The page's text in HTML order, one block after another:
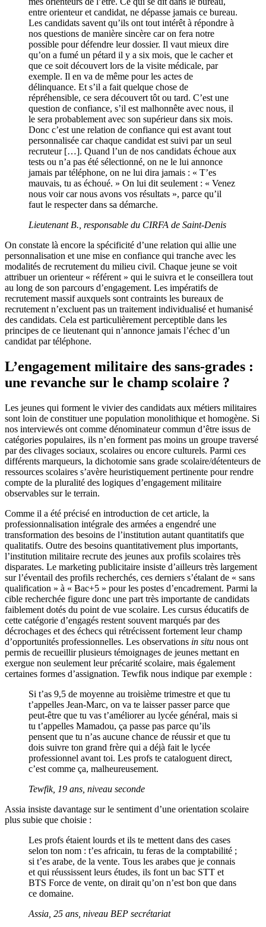
entre orienteur et candidat, ne dépasse jamais ce bureau.
Les candidats savent qu’ils ont tout intérêt à répondre à
nos questions de manière sincère car on fera notre
possible pour défendre leur dossier. Il vaut mieux dire
qu’on a fumé un pétard il y a six mois, que le cacher et
que ce soit découvert lors de la visite médicale, par
exemple. Il en va de même pour les actes de
délinquance. Et s’il a fait quelque chose de
répréhensible, ce sera découvert tôt ou tard. C’est une
question de confiance, s’il est malhonnête avec nous, il
le sera probablement avec son supérieur dans six mois.
Donc c’est une relation de confiance qui est avant tout
personnalisée car chaque candidat est suivi par un seul
recruteur […]. Quand l’un de nos candidats échoue aux
tests ou n’a pas été sélectionné, on ne le lui annonce
jamais par téléphone, on ne lui dira jamais : « T’es
mauvais, tu as échoué. » On lui dit seulement : « Venez
nous voir car nous avons vos résultats », parce qu’il
faut le respecter dans sa démarche.
Lieutenant B., responsable du CIRFA de Saint-Denis
On constate là encore la spécificité d’une relation qui allie une
personnalisation et une mise en confiance qui tranche avec les
modalités de recrutement du milieu civil. Chaque jeune se voit
attribuer un orienteur « référent » qui le suivra et le conseillera tout
au long de son parcours d’engagement. Les impératifs de
recrutement massif auxquels sont contraints les bureaux de
recrutement n’excluent pas un traitement individualisé et humanisé
des candidats. Cela est particulièrement perceptible dans les
principes de ce lieutenant qui n’annonce jamais l’échec d’un
candidat par téléphone.
L’engagement militaire des sans-grades :
une revanche sur le champ scolaire ?
Les jeunes qui forment le vivier des candidats aux métiers militaires
sont loin de constituer une population monolithique et homogène. Si
nos interviewés ont comme dénominateur commun d’être issus de
catégories populaires, ils n’en forment pas moins un groupe traversé
par des clivages sociaux, scolaires ou encore culturels. Parmi ces
différents marqueurs, la dichotomie sans grade scolaire/détenteurs de
ressources scolaires s’avère heuristiquement pertinente pour rendre
compte de la pluralité des logiques d’engagement militaire
observables sur le terrain.
Comme il a été précisé en introduction de cet article, la
professionnalisation intégrale des armées a engendré une
transformation des besoins de l’institution autant quantitatifs que
qualitatifs. Outre des besoins quantitativement plus importants,
l’institution militaire recrute des jeunes aux profils scolaires très
disparates. Le marketing publicitaire insiste d’ailleurs très largement
sur l’éventail des profils recherchés, ces derniers s’étalant de « sans
qualification » à « Bac+5 » pour les postes d’encadrement. Parmi la
cible recherchée figure donc une part très importante de candidats
faiblement dotés du point de vue scolaire. Les cursus éducatifs de
cette catégorie d’engagés restent souvent marqués par des
décrochages et des échecs qui rétrécissent fortement leur champ
d’opportunités professionnelles. Les observations in situ nous ont
permis de recueillir plusieurs témoignages de jeunes mettant en
exergue non seulement leur précarité scolaire, mais également
certaines formes d’assignation. Tewfik nous indique par exemple :
Si t’as 9,5 de moyenne au troisième trimestre et que tu
t’appelles Jean-Marc, on va te laisser passer parce que
peut-être que tu vas t’améliorer au lycée général, mais si
tu t’appelles Mamadou, ça passe pas parce qu’ils
pensent que tu n’as aucune chance de réussir et que tu
dois suivre ton grand frère qui a déjà fait le lycée
professionnel avant toi. Les profs te cataloguent direct,
c’est comme ça, malheureusement.
Tewfik, 19 ans, niveau seconde
Assia insiste davantage sur le sentiment d’une orientation scolaire
plus subie que choisie :
Les profs étaient lourds et ils te mettent dans des cases
selon ton nom : t’es africain, tu feras de la comptabilité ;
si t’es arabe, de la vente. Tous les arabes que je connais
et qui réussissent leurs études, ils font un bac STT et
BTS Force de vente, on dirait qu’on n’est bon que dans
ce domaine.
Assia, 25 ans, niveau BEP secrétariat